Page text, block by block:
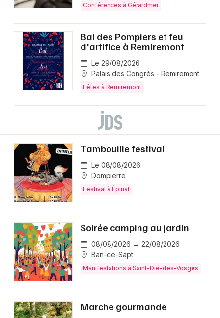
Conférences à Gérardmer
Bal des Pompiers et feu
d'artifice à Remiremont
Le 29/08/2026
Palais des Congrès - Remiremont
Fêtes à Remiremont
Tambouille festival
Le 08/08/2026
Dompierre
Festival à Épinal
Soirée camping au jardin
08/08/2026 → 22/08/2026
Ban-de-Sapt
Manifestations à Saint-Dié-des-Vosges
Marche gourmande